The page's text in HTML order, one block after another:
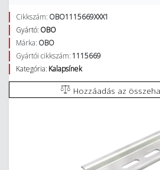
Cikkszám: OBO1115669XXX1
Gyártó: OBO
Márka: OBO
Gyártói cikkszám: 1115669
Kategória: Kalapsínek
Hozzáadás az